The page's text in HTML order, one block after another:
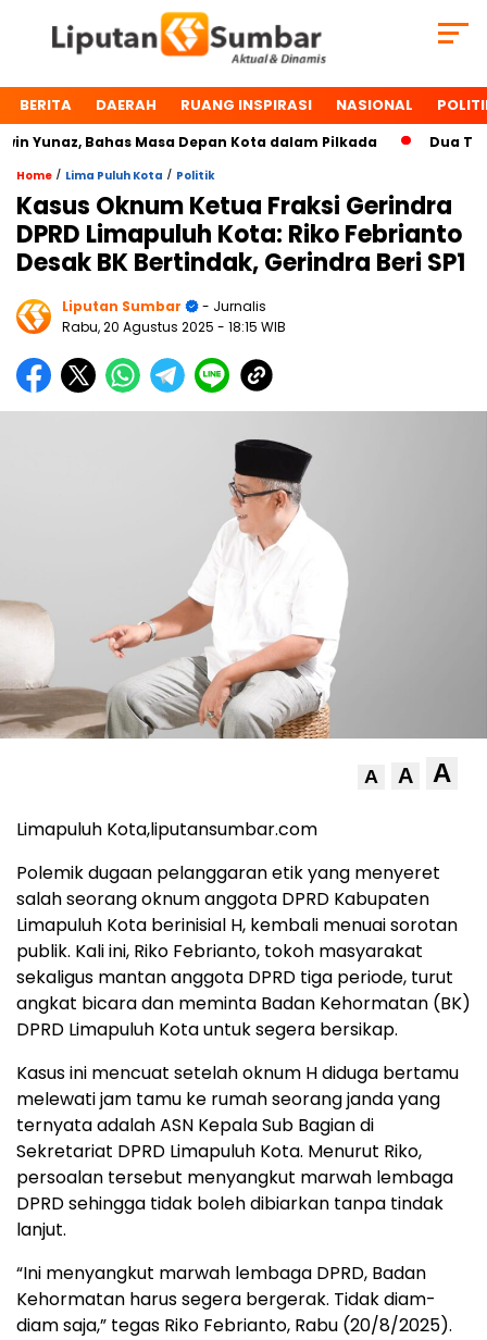
BERITA DAERAH RUANG INSPIRASI NASIONAL
Bahas Masa Depan Kota dalam Pilkada Dua Tokoh
Home / Lima Puluh Kota / Politik
Kasus Oknum Ketua Fraksi Gerindra
DPRD Limapuluh Kota: Riko Febrianto
Desak BK Bertindak, Gerindra Beri SP1
Liputan Sumbar
- Jurnalis
Rabu, 20 Agustus 2025 - 18:15 WIB
A A A
Limapuluh Kota,liputansumbar.com
Polemik dugaan pelanggaran etik yang menyeret
salah seorang oknum anggota DPRD Kabupaten
Limapuluh Kota berinisial H, kembali menuai sorotan
publik. Kali ini, Riko Febrianto, tokoh masyarakat
sekaligus mantan anggota DPRD tiga periode, turut
angkat bicara dan meminta Badan Kehormatan (BK)
DPRD Limapuluh Kota untuk segera bersikap.
Kasus ini mencuat setelah oknum H diduga bertamu
melewati jam tamu ke rumah seorang janda yang
ternyata adalah ASN Kepala Sub Bagian di
Sekretariat DPRD Limapuluh Kota. Menurut Riko,
persoalan tersebut menyangkut marwah lembaga
DPRD sehingga tidak boleh dibiarkan tanpa tindak
lanjut.
“Ini menyangkut marwah lembaga DPRD, Badan
Kehormatan harus segera bergerak. Tidak diam-
diam saja,” tegas Riko Febrianto, Rabu (20/8/2025).